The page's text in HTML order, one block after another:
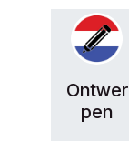
Ontwer
pen